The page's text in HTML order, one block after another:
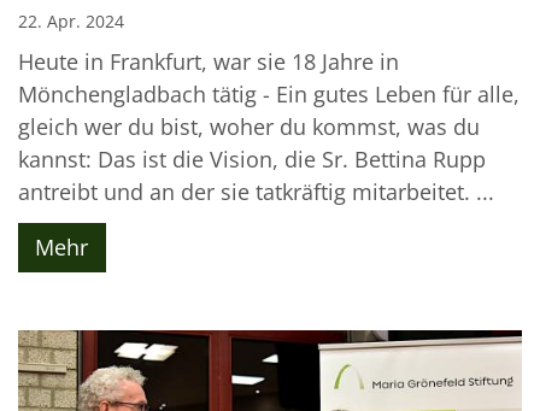
22. Apr. 2024
Heute in Frankfurt, war sie 18 Jahre in
Mönchengladbach tätig - Ein gutes Leben für alle,
gleich wer du bist, woher du kommst, was du
kannst: Das ist die Vision, die Sr. Bettina Rupp
antreibt und an der sie tatkräftig mitarbeitet. ...
Mehr